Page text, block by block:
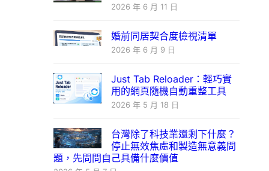
2026 年 6 月 11 日
婚前同居契合度檢視清單
2026 年 6 月 9 日
Just Tab Reloader：輕巧實
用的網頁隨機自動重整工具
2026 年 5 月 18 日
台灣除了科技業還剩下什麼？
停止無效焦慮和製造無意義問
題，先問問自己具備什麼價值